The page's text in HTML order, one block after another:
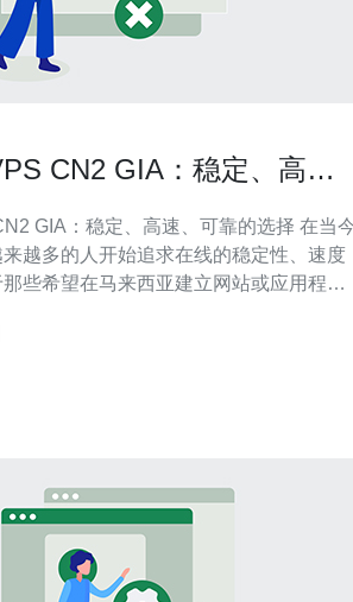
CN2 GIA：稳定、高
GIA：稳定、高速、可靠的选择 在当今
越多的人开始追求在线的稳定性、速度
些希望在马来西亚建立网站或应用程序
关重要。 VPS CN2 GIA是一种